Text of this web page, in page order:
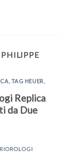
, TAG HEUER,
Replica
da Due